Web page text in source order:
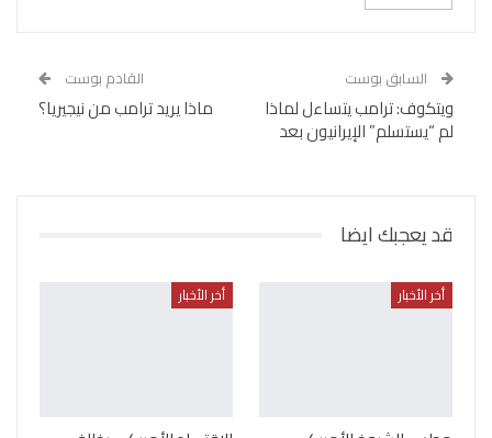
السابق بوست
ويتكوف: ترامب يتساءل لماذا
لم “يستسلم” الإيرانيون بعد
القادم بوست
ماذا يريد ترامب من نيجيريا؟
قد يعجبك ايضا
أخر الأخبار أخر الأخبار